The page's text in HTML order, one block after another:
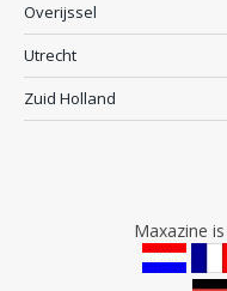
Overijssel
Utrecht
Zuid Holland
Maxazine